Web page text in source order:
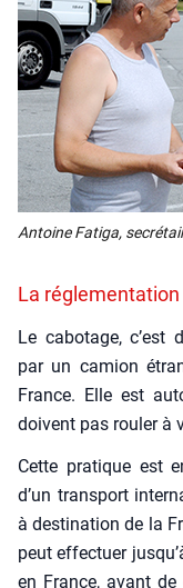
Antoine Fati­ga,
La
Le cabo­tage, c’est
par un camion
France. Elle est
doivent pas rou­ler à
Cette pra­tique est
d’un trans­port
à des­ti­na­tion de la
peut effec­tuer
en France, avant